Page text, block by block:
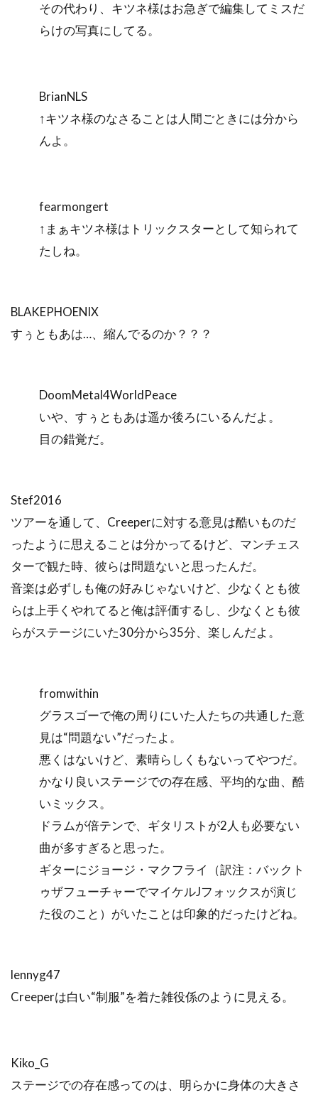
その代わり、キツネ様はお急ぎで編集してミスだ
らけの写真にしてる。
BrianNLS
↑キツネ様のなさることは人間ごときには分から
んよ。
fearmongert
↑まぁキツネ様はトリックスターとして知られて
たしね。
BLAKEPHOENIX
すぅともあは…、縮んでるのか？？？
DoomMetal4WorldPeace
いや、すぅともあは遥か後ろにいるんだよ。
目の錯覚だ。
Stef2016
ツアーを通して、Creeperに対する意見は酷いものだ
ったように思えることは分かってるけど、マンチェス
ターで観た時、彼らは問題ないと思ったんだ。
音楽は必ずしも俺の好みじゃないけど、少なくとも彼
らは上手くやれてると俺は評価するし、少なくとも彼
らがステージにいた30分から35分、楽しんだよ。
fromwithin
グラスゴーで俺の周りにいた人たちの共通した意
見は“問題ない”だったよ。
悪くはないけど、素晴らしくもないってやつだ。
かなり良いステージでの存在感、平均的な曲、酷
いミックス。
ドラムが倍テンで、ギタリストが2人も必要ない
曲が多すぎると思った。
ギターにジョージ・マクフライ（訳注：バックト
ゥザフューチャーでマイケルJフォックスが演じ
た役のこと）がいたことは印象的だったけどね。
lennyg47
Creeperは白い“制服”を着た雑役係のように見える。
Kiko_G
ステージでの存在感ってのは、明らかに身体の大きさ